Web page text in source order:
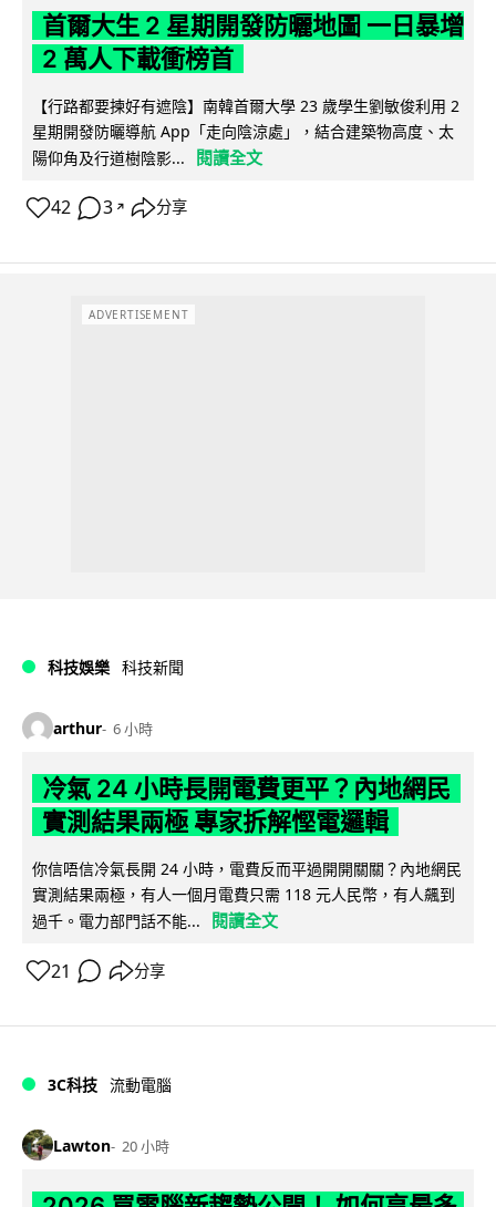
首爾大生 2 星期開發防曬地圖 一日暴增
2 萬人下載衝榜首
【行路都要揀好有遮陰】南韓首爾大學 23 歲學生劉敏俊利用 2
星期開發防曬導航 App「走向陰涼處」，結合建築物高度、太
陽仰角及行道樹陰影...
閱讀全文
42 3 ↗ 分享
ADVERTISEMENT
科技娛樂 科技新聞
arthur 6 小時
冷氣 24 小時長開電費更平？內地網民
實測結果兩極 專家拆解慳電邏輯
你信唔信冷氣長開 24 小時，電費反而平過開開關關？內地網民
實測結果兩極，有人一個月電費只需 118 元人民幣，有人飆到
過千。電力部門話不能...
閱讀全文
21 分享
3C科技 流動電腦
Lawton 20 小時